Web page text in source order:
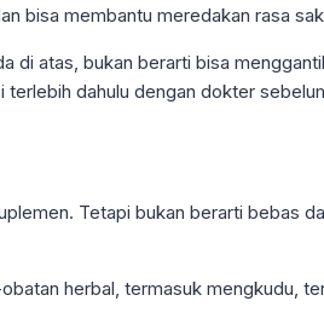
bisa membantu meredakan rasa
atas, bukan berarti bisa
dahulu dengan dokter
Tetapi bukan berarti bebas
herbal, termasuk mengkudu,